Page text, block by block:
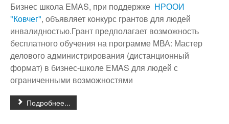
Бизнес школа EMAS, при поддержке НРООИ
"Ковчег", объявляет конкурс грантов для людей
инвалидностью.Грант предполагает возможность
бесплатного обучения на программе МВА: Мастер
делового администрирования (дистанционный
формат) в бизнес-школе EMAS для людей с
ограниченными возможностями
Подробнее...